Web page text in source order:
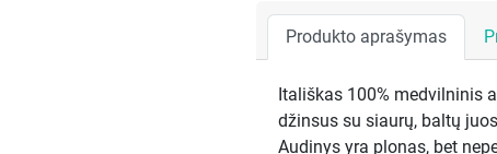
Produkto aprašymas
Itališkas 100% medvilninis
džinsus su siaurų, baltų
Audinys yra plonas, bet